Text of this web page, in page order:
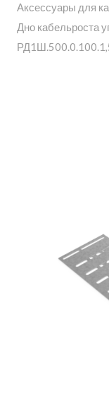
Аксессуары для
Дно кабельроста